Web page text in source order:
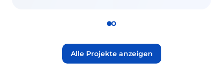
Alle Projekte anzeigen